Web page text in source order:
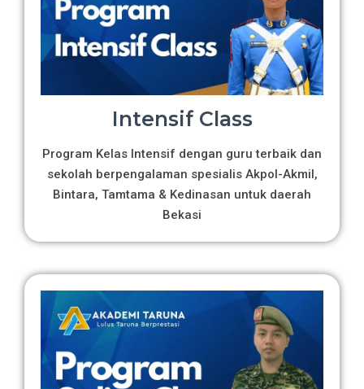
Intensif Class
Program Kelas Intensif dengan guru terbaik dan
sekolah berpengalaman spesialis Akpol-Akmil,
Bintara, Tamtama & Kedinasan untuk daerah
Bekasi